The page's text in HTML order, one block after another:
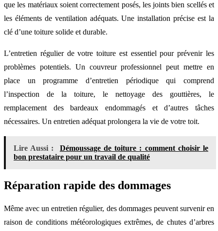
que les matériaux soient correctement posés, les joints bien scellés et
les éléments de ventilation adéquats. Une installation précise est la
clé d’une toiture solide et durable.
L’entretien régulier de votre toiture est essentiel pour prévenir les
problèmes potentiels. Un couvreur professionnel peut mettre en
place un programme d’entretien périodique qui comprend
l’inspection de la toiture, le nettoyage des gouttières, le
remplacement des bardeaux endommagés et d’autres tâches
nécessaires. Un entretien adéquat prolongera la vie de votre toit.
Lire Aussi :
Démoussage de toiture : comment choisir le
bon prestataire pour un travail de qualité
Réparation rapide des dommages
Même avec un entretien régulier, des dommages peuvent survenir en
raison de conditions météorologiques extrêmes, de chutes d’arbres